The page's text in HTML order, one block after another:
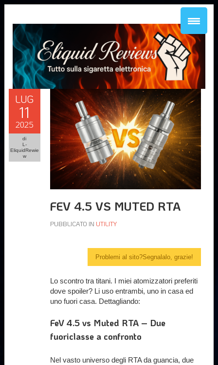
LUG
11
2025
di
L-
EliquidRewie
w
FEV 4.5 VS MUTED RTA
PUBBLICATO IN UTILITY
Problemi al sito?Segnalalo, grazie!
Lo scontro tra titani. I miei atomizzatori preferiti
dove spoiler? Li uso entrambi, uno in casa ed
uno fuori casa. Dettagliando:
FeV 4.5 vs Muted RTA – Due
fuoriclasse a confronto
Nel vasto universo degli RTA da guancia, due